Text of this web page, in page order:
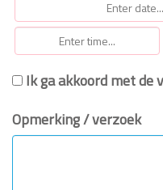
Ik ga akkoord met de
Opmerking / verzoek